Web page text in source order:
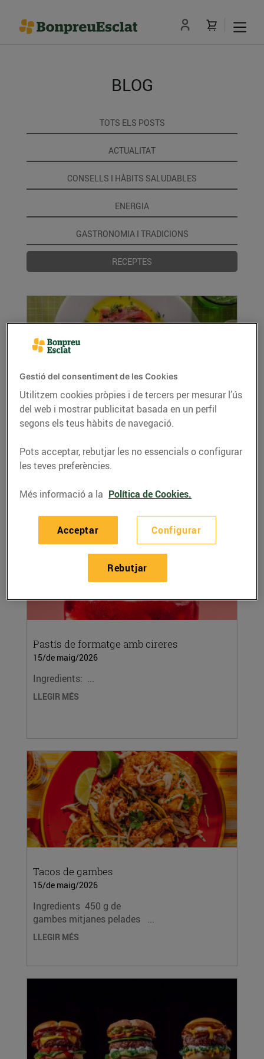
BLOG
TOTS ELS POSTS
ACTUALITAT
CONSELLS I HÀBITS SALUDABLES
ENERGIA
GASTRONOMIA I TRADICIONS
RECEPTES
Crudo Siciliano
14/de juny/2026
Ingredients: 250 grams de tonyina Oli d'oliva
verge extra Llimona Sal marina gruixuda ...
Pastís de formatge amb cireres
15/de maig/2026
Ingredients: ...
LLEGIR MÉS
Tacos de gambes
15/de maig/2026
Ingredients 450 g de
gambes mitjanes pelades ...
LLEGIR MÉS
Gestió del consentiment de les Cookies
Utilitzem cookies pròpies i de tercers per mesurar l’ús
del web i mostrar publicitat basada en un perfil
segons els teus hàbits de navegació.
Pots acceptar, rebutjar les no essencials o configurar
les teves preferències.
Més informació a la Política de Cookies.
Configurar
Rebutjar
Acceptar